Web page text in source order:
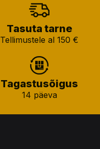
Tasuta tarne
Tellimustele al 150 €
Tagastusõigus
14 päeva